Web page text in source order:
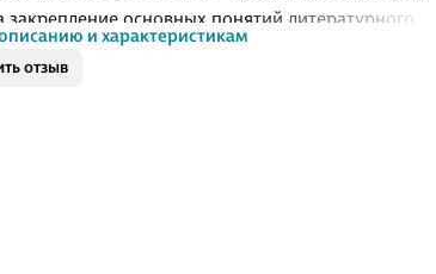
отзыв
закрепление основных понятий литературного
в 4 классе.
и характеристикам